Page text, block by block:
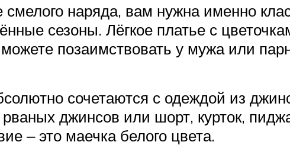
наряда, вам нужна именно
сезоны. Лёгкое платье с
позаимствовать у мужа или
сочетаются с одеждой из
джинсов или шорт, курток,
‒ это маечка белого цвета.